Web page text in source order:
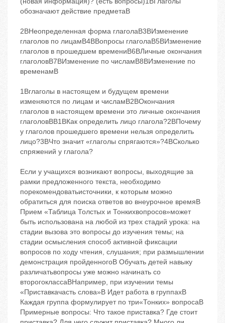
обозначают действие предметаB
2BНеопределенная форма глаголаB3BИзменение
глаголов по лицамB4BВопросы глаголаB5BИзменение
глаголов в прошедшем времениB6BЛичные окончания
глаголовB7BИзменение по числамB8BИзменение по
временамB
1Bглаголы в настоящем и будущем времени
изменяются по лицам и числамB2BОкончания
глаголов в настоящем времени ‬это личные окончания
глаголовBB1BКак определить лицо глагола?2BПочему
у глаголов прошедшего времени нельзя определить
лицо?3BЧто значит «глаголы спрягаются»?4BСколько
спряжений у глагола?
Если у учащихся возникают вопросы, выходящие за
рамки предложенного текста, необходимо
порекомендоватьисточники, к которым можно
обратиться для поиска ответов во внеурочное времяB
Прием «Таблица Толстых и Тонкихвопросов»может
быть использована на любой из трех стадий урока: на
стадии вызова это вопросы до изучения темы; на
стадии осмысления способ активной фиксации
вопросов по ходу чтения, слушания; при размышлении
демонстрация пройденногоB Обучать детей навыку
различатьвопросы уже можно начинать со
второгоклассаBНапример, при изучении темы
«Приставкачасть слова»B Идет работа в группахB
Каждая группа формулирует по три«Тонких» вопросаB
Примерные вопросы: Что такое приставка? Где стоит